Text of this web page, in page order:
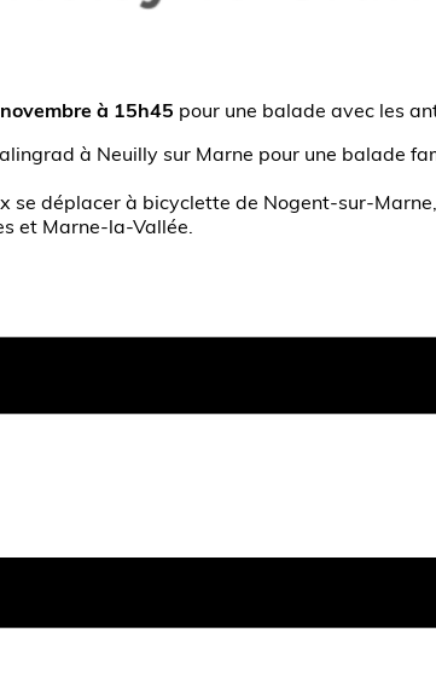
à 15h45 pour une balade avec les
à Neuilly sur Marne pour une balade
se déplacer à bicyclette de Nogent-sur-
et Marne-la-Vallée.